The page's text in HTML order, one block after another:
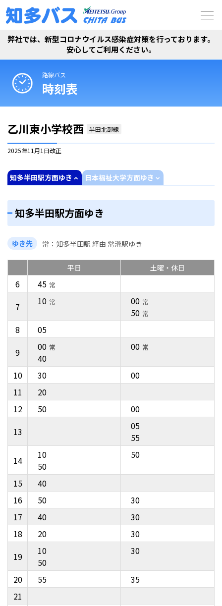
弊社では、新型コロナウイルス感染症対策を行っております。
安心してご利用ください。
路線バス
時刻表
乙川東小学校西 半田北部線
2025年11月1日改正
知多半田駅方面ゆき 日本福祉大学方面ゆき
知多半田駅方面ゆき
ゆき先 常 知多半田駅 経由 常滑駅ゆき
平日
6
7
8
9
10
11
12
13
14
15
16
17
18
19
20
21
45 常
10 常
05
00 常
40
30
20
50
10
50
40
50
40
20
10
50
55
土曜・休日
00 常
50 常
00 常
00
00
05
55
50
30
30
30
30
35